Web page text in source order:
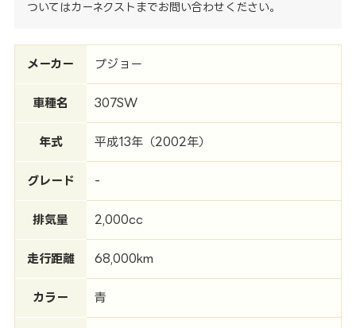
ついてはカーネクストまでお問い合わせください。
メーカー プジョー
車種名 307SW
年式 平成13年（2002年）
グレード -
排気量 2,000cc
走行距離 68,000km
カラー 青